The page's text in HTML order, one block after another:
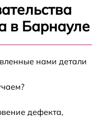
в Барнауле
нами детали
дефекта,